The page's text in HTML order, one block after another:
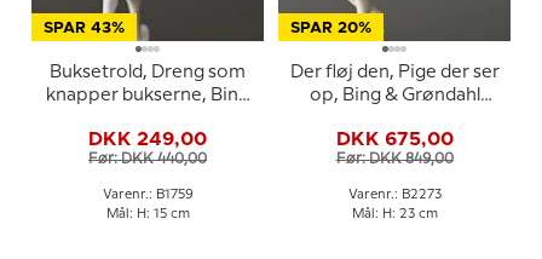
SPAR 43%
Buksetrold, Dreng som
knapper bukserne, Bing
DKK 249,00
Før: DKK 440,00
Varenr.: B1759
Mål: H: 15 cm
SPAR 20%
Der fløj den, Pige der ser
op, Bing & Grøndahl
DKK 675,00
Før: DKK 849,00
Varenr.: B2273
Mål: H: 23 cm